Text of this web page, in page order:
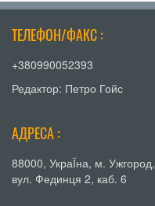
ТЕЛЕФОН/ФАКС :
+380990052393
Редактор: Петро Гойс
АДРЕСА :
88000, УкраЇна, м. Ужгород,
вул. Фединця 2, каб. 6